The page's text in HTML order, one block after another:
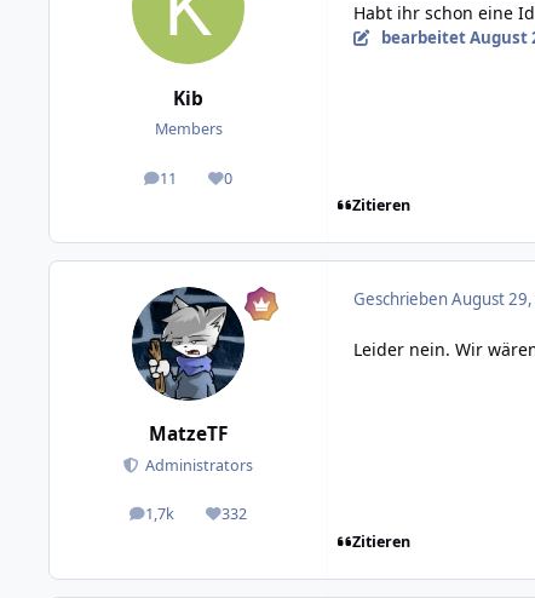
Kib
Members
11
posts 0
Reputation
Habt ihr schon eine
bearbeitetAugust
Zitieren
MatzeTF
Administrators
1,7k
posts 332
Reputation
GeschriebenAugust
Leider nein. Wir
Zitieren